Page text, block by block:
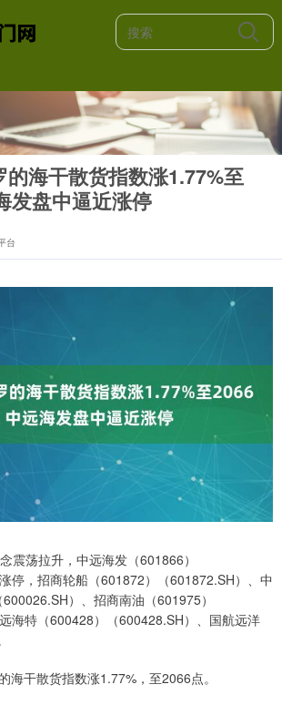
海干散货指数涨1.77%至
发盘中逼近涨停
台
荡拉升，中远海发（601866）
停，招商轮船（601872）（601872.SH）、中
）、招商南油（601975）
海特（600428）（600428.SH）、国航远洋
干散货指数涨1.77%，至2066点。